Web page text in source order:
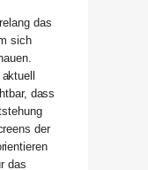
das
sich
dass
der
das